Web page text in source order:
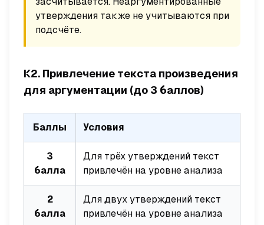
утверждения также не учитываются при
подсчёте.
К2. Привлечение текста произведения
для аргументации (до 3 баллов)
Баллы Условия
3
балла
Для трёх утверждений текст
привлечён на уровне анализа
2
балла
Для двух утверждений текст
привлечён на уровне анализа